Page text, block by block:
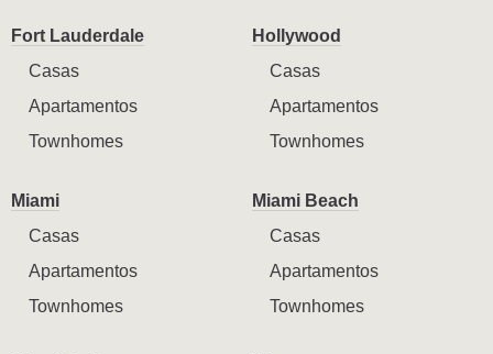
Fort Lauderdale
Casas
Apartamentos
Townhomes
Hollywood
Casas
Apartamentos
Townhomes
Miami
Casas
Apartamentos
Townhomes
Miami Beach
Casas
Apartamentos
Townhomes